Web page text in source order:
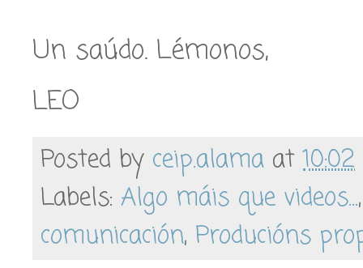
Un saúdo. Lémonos,
LEO
Posted by ceip.alama at10:02
Labels: Algo máis que videos...
comunicación, Producións